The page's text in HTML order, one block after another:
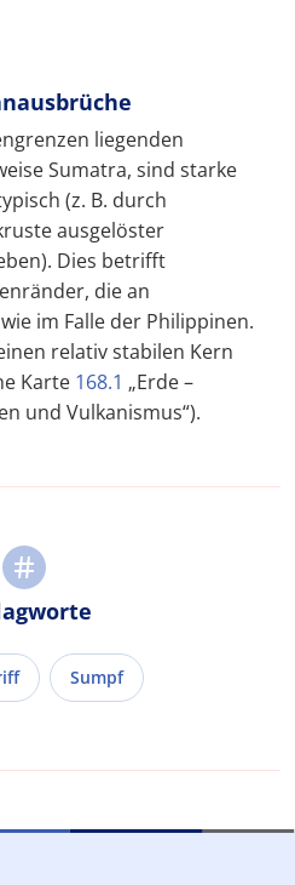
liegenden
Sumatra, sind starke
(z. B. durch
ausgelöster
Dies betrifft
die an
im Falle der Philippinen.
relativ stabilen Kern
Karte 168.1 „Erde –
und Vulkanismus“).
Sumpf